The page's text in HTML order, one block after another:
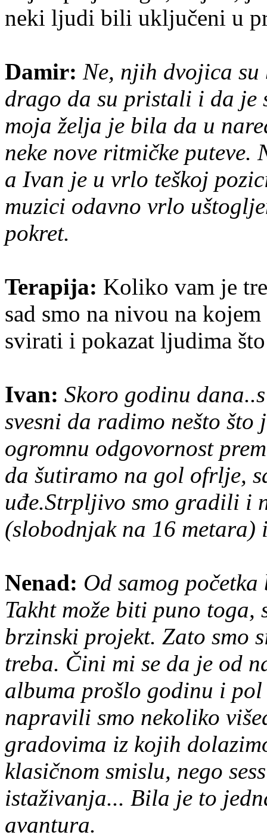
neki ljudi bili uključeni u
Damir: Ne, njih dvojica
drago da su pristali i da je
moja želja je bila da u
neke nove ritmičke
a Ivan je u vrlo teškoj
muzici odavno vrlo
pokret.
Terapija: Koliko vam je
sad smo na nivou na
svirati i pokazat ljudima
Ivan: Skoro godinu
svesni da radimo nešto što
ogromnu odgovornost
da šutiramo na gol ofrlje,
uđe.Strpljivo smo gradili i
(slobodnjak na 16
Nenad: Od samog
Takht može biti puno toga,
brzinski projekt. Zato smo
treba. Čini mi se da je od
albuma prošlo godinu i
napravili smo nekoliko
gradovima iz kojih
klasičnom smislu, nego
istaživanja... Bila je to
avantura.